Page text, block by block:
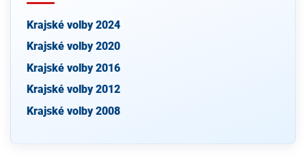
Krajské volby 2024
Krajské volby 2020
Krajské volby 2016
Krajské volby 2012
Krajské volby 2008